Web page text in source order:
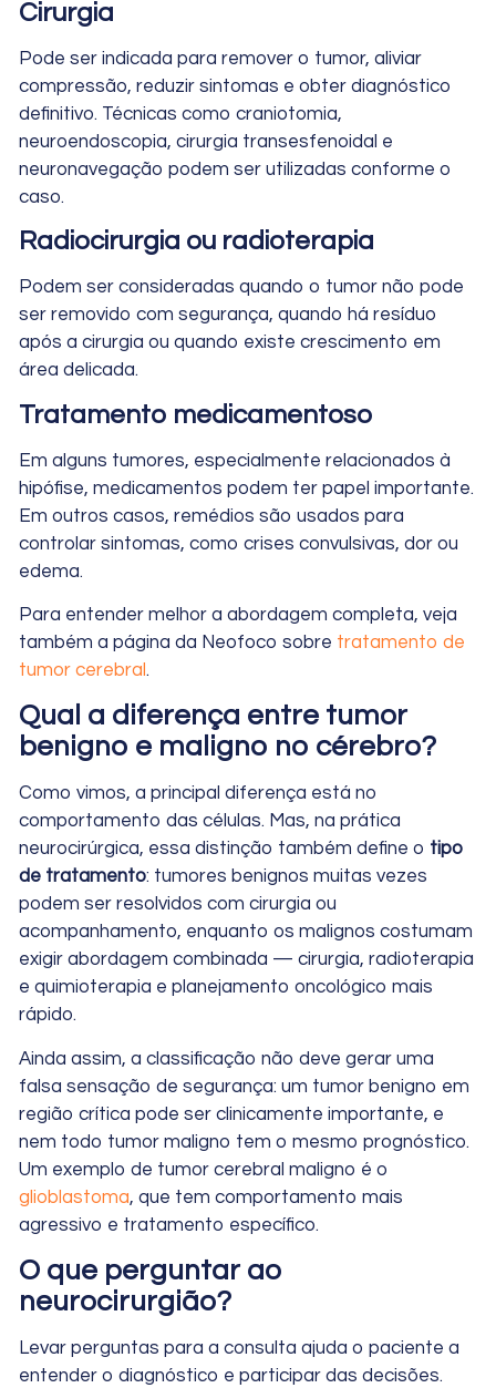
Cirurgia
Pode ser indicada para remover o tumor, aliviar
compressão, reduzir sintomas e obter diagnóstico
definitivo. Técnicas como craniotomia,
neuroendoscopia, cirurgia transesfenoidal e
neuronavegação podem ser utilizadas conforme o
caso.
Radiocirurgia ou radioterapia
Podem ser consideradas quando o tumor não pode
ser removido com segurança, quando há resíduo
após a cirurgia ou quando existe crescimento em
área delicada.
Tratamento medicamentoso
Em alguns tumores, especialmente relacionados à
hipófise, medicamentos podem ter papel importante.
Em outros casos, remédios são usados para
controlar sintomas, como crises convulsivas, dor ou
edema.
Para entender melhor a abordagem completa, veja
também a página da Neofoco sobre tratamento de
tumor cerebral .
Qual a diferença entre tumor
benigno e maligno no cérebro?
Como vimos, a principal diferença está no
comportamento das células. Mas, na prática
neurocirúrgica, essa distinção também define o tipo
de tratamento: tumores benignos muitas vezes
podem ser resolvidos com cirurgia ou
acompanhamento, enquanto os malignos costumam
exigir abordagem combinada — cirurgia, radioterapia
e quimioterapia e planejamento oncológico mais
rápido.
Ainda assim, a classificação não deve gerar uma
falsa sensação de segurança: um tumor benigno em
região crítica pode ser clinicamente importante, e
nem todo tumor maligno tem o mesmo prognóstico.
Um exemplo de tumor cerebral maligno é o
glioblastoma, que tem comportamento mais
agressivo e tratamento específico.
O que perguntar ao
neurocirurgião?
Levar perguntas para a consulta ajuda o paciente a
entender o diagnóstico e participar das decisões.